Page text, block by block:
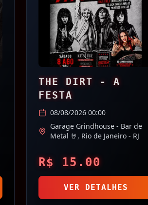
THE DIRT - A
FESTA
08/08/2026 00:00
Garage Grindhouse - Bar de
Metal 🤘, Rio de Janeiro - RJ
R$ 15.00
VER DETALHES